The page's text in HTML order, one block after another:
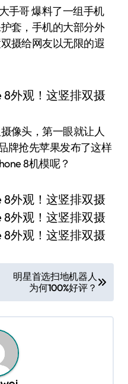
手哥 爆料了一组手机
套，手机的大部分外
摄给网友以无限的遐
像头，第一眼就让人
牌抢先苹果发布了这样
8机模呢？
明星首选扫地机器人
为何100%好评？